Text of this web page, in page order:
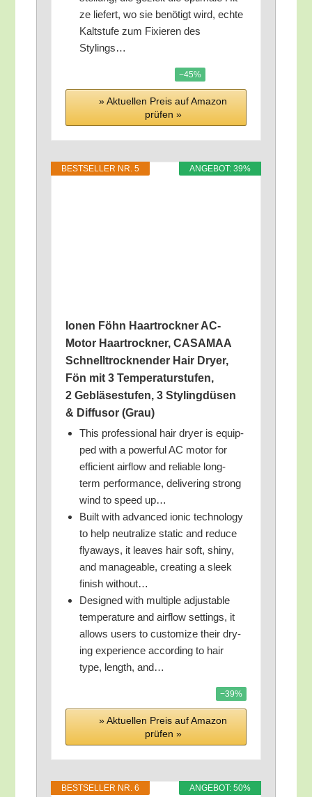
ze lie­fert, wo sie benö­tigt wird, ech­te
Kalt­stu­fe zum Fixie­ren des
Stylings…
−45%
» Aktu­el­len Preis auf Ama­zon
prü­fen »
ANGE­BOT: 39%
BEST­SEL­LER NR. 5
Ionen Föhn Haar­trock­ner AC-
Motor Haar­trock­ner, CASAMAA
Schnell­trock­nen­der Hair Dry­er,
Fön mit 3 Tem­pe­ra­tur­stu­fen,
2 Geblä­se­stu­fen, 3 Sty­ling­dü­sen
& Dif­fu­sor (Grau)
This pro­fes­sio­nal hair dry­er is equip­
ped with a powerful AC motor for
effi­ci­ent air­flow and relia­ble long-
term per­for­mance, deli­ve­ring strong
wind to speed up…
Built with advan­ced ionic tech­no­lo­gy
to help neu­tra­li­ze sta­tic and redu­ce
flyaways, it lea­ves hair soft, shi­ny,
and mana­geable, crea­ting a sleek
finish without…
Desi­gned with mul­ti­ple adjus­ta­ble
tem­pe­ra­tu­re and air­flow set­tings, it
allows users to cus­to­mi­ze their dry­
ing expe­ri­ence accor­ding to hair
type, length, and…
−39%
» Aktu­el­len Preis auf Ama­zon
prü­fen »
ANGE­BOT: 50%
BEST­SEL­LER NR. 6